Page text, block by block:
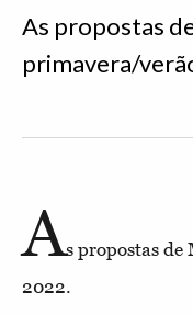
As propostas
primavera/
As propostas
2022.